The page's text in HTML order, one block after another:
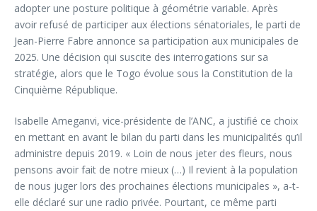
adopter une posture politique à géométrie variable. Après
avoir refusé de participer aux élections sénatoriales, le parti de
Jean-Pierre Fabre annonce sa participation aux municipales de
2025. Une décision qui suscite des interrogations sur sa
stratégie, alors que le Togo évolue sous la Constitution de la
Cinquième République.
Isabelle Ameganvi, vice-présidente de l’ANC, a justifié ce choix
en mettant en avant le bilan du parti dans les municipalités qu’il
administre depuis 2019. « Loin de nous jeter des fleurs, nous
pensons avoir fait de notre mieux (…) Il revient à la population
de nous juger lors des prochaines élections municipales », a-t-
elle déclaré sur une radio privée. Pourtant, ce même parti